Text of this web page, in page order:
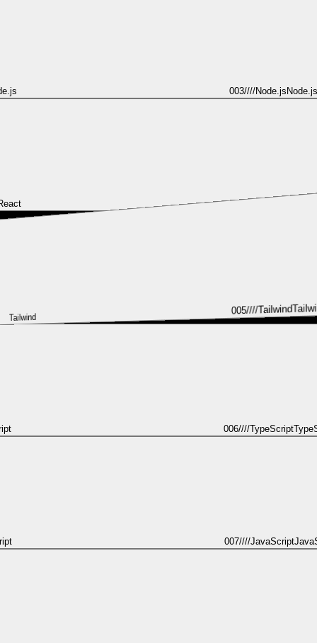
003////Node.js Node.js
004
Tailwind
005////Tailwind
006////TypeScript
007////JavaScript